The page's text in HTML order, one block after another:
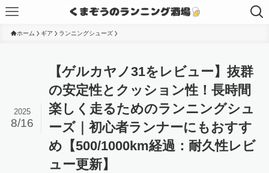
ホーム ギア ランニングシューズ
【ゲルカヤノ31をレビュー】抜群
の安定性とクッション性！長時間
楽しく走るためのランニングシュ
ーズ｜初心者ランナーにもおすす
め【500/1000km経過：耐久性レビ
ュー更新】
2025
8/16